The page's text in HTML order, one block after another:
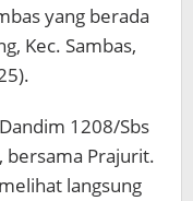
yang berada
Kec. Sambas,
1208/Sbs
bersama Prajurit.
langsung